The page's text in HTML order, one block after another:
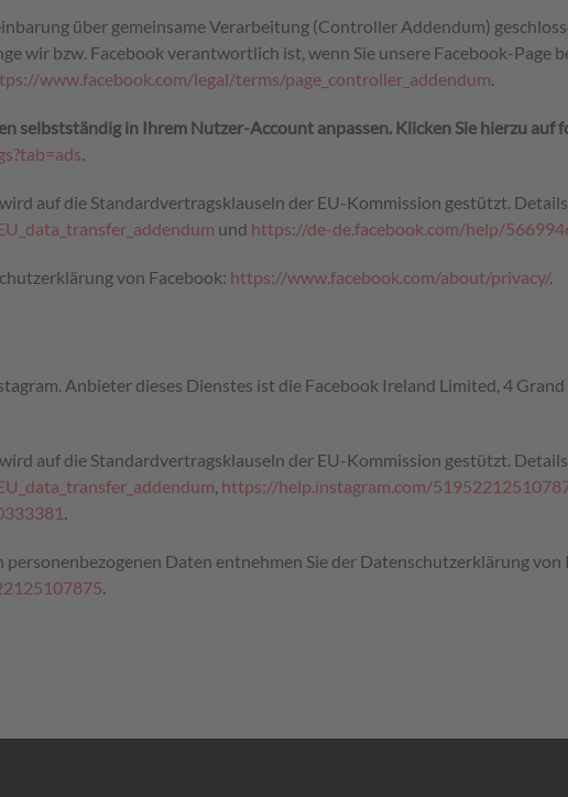
über gemeinsame Verarbeitung (Controller Addendum)
wir bzw. Facebook verantwortlich ist, wenn Sie unsere Facebook-Page
www.facebook.com/legal/terms/page_controller_addendum.
selbstständig in Ihrem Nutzer-Account anpassen. Klicken Sie hierzu auf
.
auf die Standardvertragsklauseln der EU-Kommission gestützt.
und https://de-de.facebook.com/help/
von Facebook: https://www.facebook.com/about/privacy/.
Anbieter dieses Dienstes ist die Facebook Ireland Limited, 4
auf die Standardvertragsklauseln der EU-Kommission gestützt.
, https://help.instagram.com/
.
Daten entnehmen Sie der Datenschutzerklärung von
.